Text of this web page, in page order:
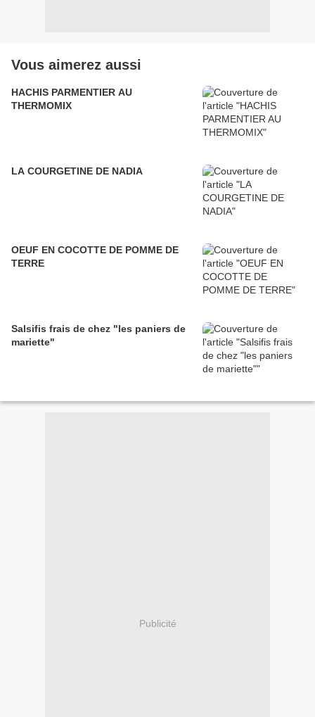
Vous aimerez aussi
HACHIS PARMENTIER AU
THERMOMIX
LA COURGETINE DE NADIA
OEUF EN COCOTTE DE POMME DE
TERRE
Salsifis frais de chez "les paniers de
mariette"
Publicité